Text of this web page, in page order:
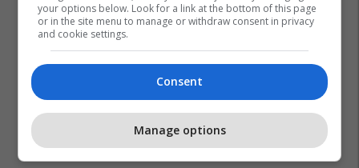
your options below. Look for a link at the bottom of this page
or in the site menu to manage or withdraw consent in privacy
and cookie settings.
Consent
Manage options